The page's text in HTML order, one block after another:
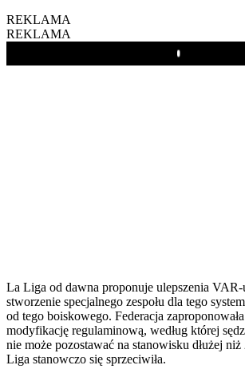
REKLAMA
REKLAMA
Play
La Liga od dawna proponuje ulepszenia VAR-
stworzenie specjalnego zespołu dla tego
od tego boiskowego. Federacja
modyfikację regulaminową, według której
nie może pozostawać na stanowisku dłużej
Liga stanowczo się sprzeciwiła.